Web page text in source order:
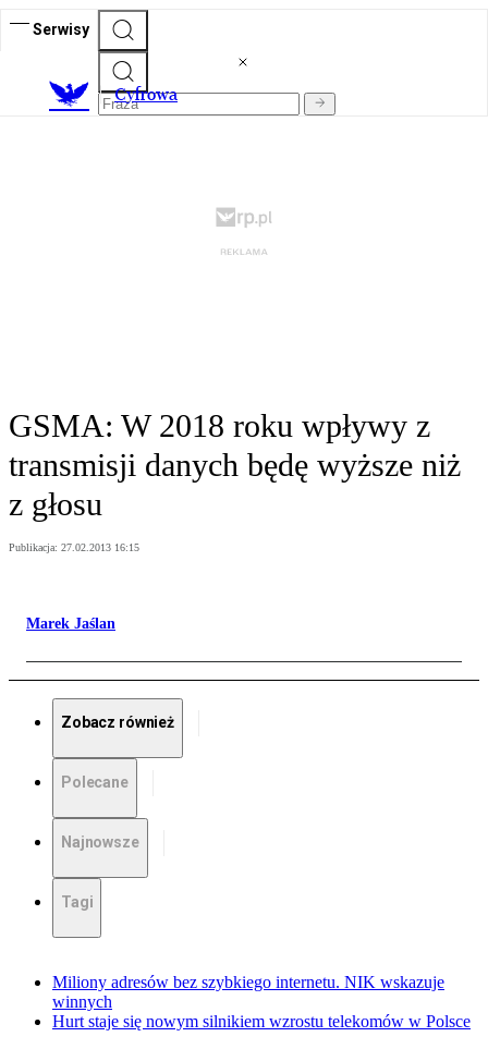
Serwisy
Cyfrowa
GSMA: W 2018 roku wpływy z
transmisji danych będę wyższe niż
z głosu
Publikacja: 27.02.2013 16:15
Marek Jaślan
Zobacz również
Polecane
Najnowsze
Tagi
Miliony adresów bez szybkiego internetu. NIK wskazuje
winnych
Hurt staje się nowym silnikiem wzrostu telekomów w Polsce